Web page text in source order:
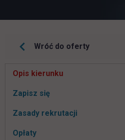
Wróć do oferty
Pomiń
nawigacje
Opis kierunku
Zapisz się
Zasady rekrutacji
Opłaty